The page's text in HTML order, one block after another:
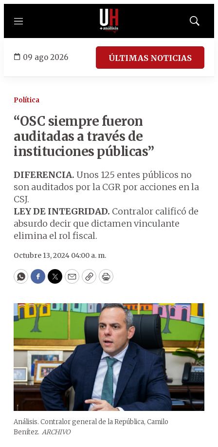
Menú
Mostrar
09 ago 2026 ÚLTIMAS NOTICIAS
Política
“OSC siempre fueron
auditadas a través de
instituciones públicas”
DIFERENCIA. Unos 125 entes públicos no
son auditados por la CGR por acciones en la
CSJ.
LEY DE INTEGRIDAD. Contralor calificó de
absurdo decir que dictamen vinculante
elimina el rol fiscal.
Octubre 13, 2024 04:00 a. m.
WhatsApp
Facebook
Twitter
EmailCopyPrint
Análisis. Contralor general de la República, Camilo
Benítez. ARCHIVO